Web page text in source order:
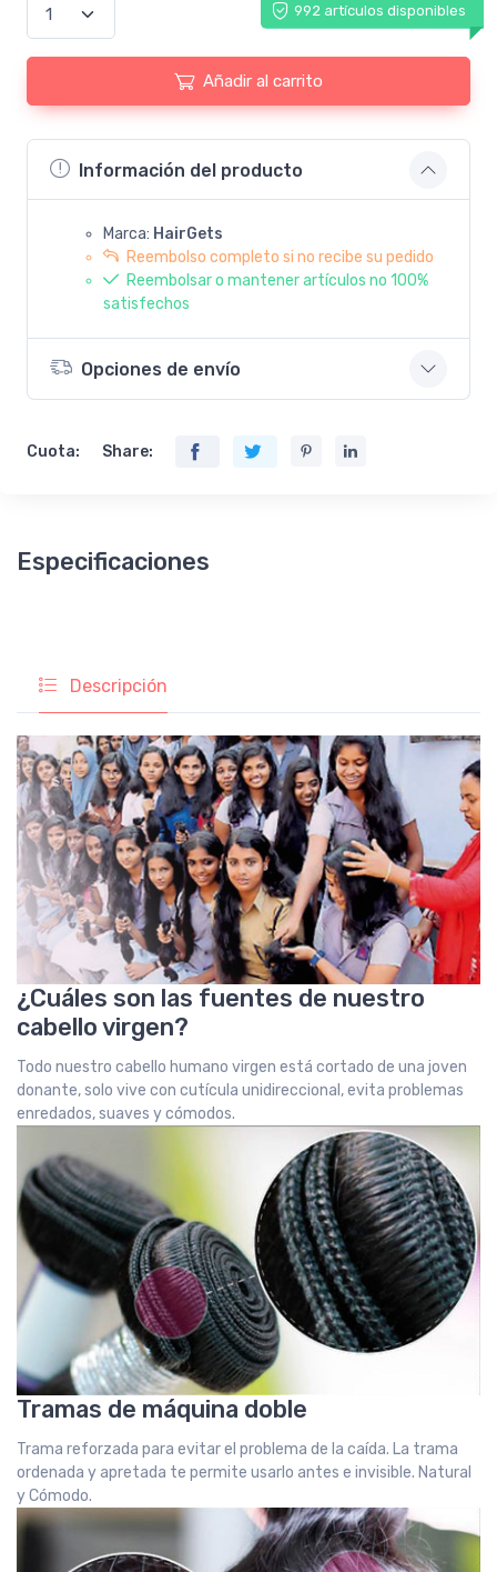
992 artículos disponibles
Añadir al carrito
Información del producto
Marca: HairGets
Reembolso completo si no recibe su pedido
Reembolsar o mantener artículos no 100%
satisfechos
Opciones de envío
Cuota: Share:
Especificaciones
Descripción
¿Cuáles son las fuentes de nuestro
cabello virgen?
Todo nuestro cabello humano virgen está cortado de una joven
donante, solo vive con cutícula unidireccional, evita problemas
enredados, suaves y cómodos.
Tramas de máquina doble
Trama reforzada para evitar el problema de la caída. La trama
ordenada y apretada te permite usarlo antes e invisible. Natural
y Cómodo.